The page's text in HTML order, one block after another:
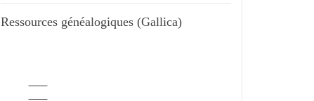
Ressources généalogiques (Gallica)